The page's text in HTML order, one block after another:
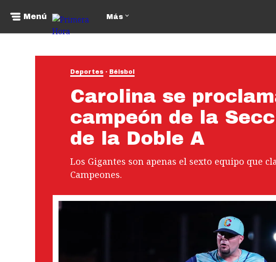
Menú Más
Deportes Béisbol
Carolina se
campeón de la
de la Doble A
Los Gigantes son apenas el sexto equipo que
Campeones.